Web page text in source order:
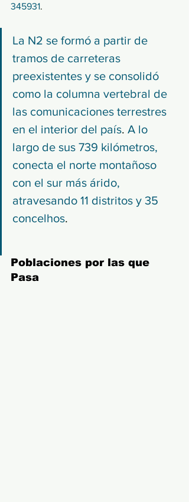
345931.
La N2 se formó a partir de
tramos de carreteras
preexistentes y se consolidó
como la columna vertebral de
las comunicaciones terrestres
en el interior del país. A lo
largo de sus 739 kilómetros,
conecta el norte montañoso
con el sur más árido,
atravesando 11 distritos y 35
concelhos.
Poblaciones por las que
Pasa